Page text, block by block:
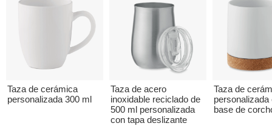
Taza de cerámica
personalizada 300 ml
Taza de acero
inoxidable reciclado de
500 ml personalizada
con tapa deslizante
Taza de
personalizada
base de